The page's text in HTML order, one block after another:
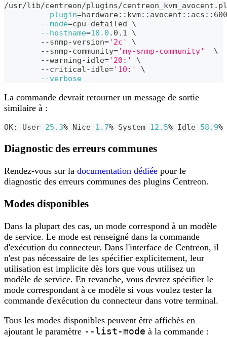
/usr/lib/centreon/plugins/
--plugin=
--mode=cpu-detailed \
--hostname=10.0 .0.1 \
	--snmp-version
='2c'
\
	--snmp-community
='my-snmp-community'
\
	--warning-idle
='20:'
\
	--critical-idle
='10:'
\
--verbose
La commande devrait retourner un message de sortie
similaire à :
OK: User 25.3% Nice 1.7% System 12.5% Idle 58.9
Diagnostic des erreurs communes
Rendez-vous sur la documentation dédiée pour le
diagnostic des erreurs communes des plugins Centreon.
Modes disponibles
Dans la plupart des cas, un mode correspond à un modèle
de service. Le mode est renseigné dans la commande
d'exécution du connecteur. Dans l'interface de Centreon, il
n'est pas nécessaire de les spécifier explicitement, leur
utilisation est implicite dès lors que vous utilisez un
modèle de service. En revanche, vous devrez spécifier le
mode correspondant à ce modèle si vous voulez tester la
commande d'exécution du connecteur dans votre terminal.
Tous les modes disponibles peuvent être affichés en
ajoutant le paramètre --list-mode à la commande :